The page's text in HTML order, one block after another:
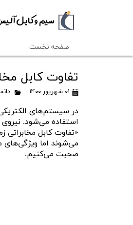
​​سیم و کابل
صفحه نخست
سیم برق رسانا کابل
کابل برق افشان
کابل برق افشان رسانا کابل
کابل برق افشان سیمیا
کابل فرمان افشان
کابل فرمان افشان رسانا
کابل فرمان 12 رشته
کابل فرمان 24 رشته
کابل فرمان 40 رشته
کابل فرمان 60 رشته
کابل مخابراتی 15 زوج
کابل مخابراتی 2 زوج
کابل مخابراتی 50 زوج
کابل مخابراتی 30 زوج
کابل مخابراتی (تلفن)
دانستنی های سیم
تفاوت کابل
۰۱ شهریور ۱۴۰۰
در سیستم‌های الکتریکی
استفاده می‌شود.
«تفاوت کابل
می‌شوند اما ویژگی‌های
صحبت می‌کنیم.